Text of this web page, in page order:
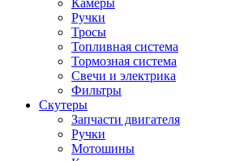
Камеры
Ручки
Тросы
Топливная система
Тормозная система
Свечи и электрика
Фильтры
Cкутеры
Запчасти двигателя
Ручки
Мотошины